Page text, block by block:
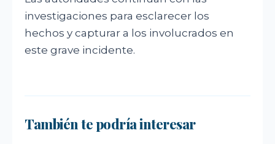
investigaciones para esclarecer los
hechos y capturar a los involucrados en
este grave incidente.
También te podría interesar
el crecimiento de Mundo Móvil y
avanza en su estrategia para construir
mantiene despliegue para apoyar a
FONDEVE 2026: Entrega de más de $66
millones a 62 juntas de vecinos en